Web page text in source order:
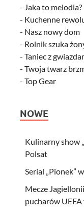
- Jaka to melodia?
- Kuchenne
- Nasz nowy dom
- Rolnik szuka
-Taniec z
-Twoja twarz
-Top Gear
NOWE
Kulinarny show
Polsat
Serial „Pionek”
Mecze
pucharów UEFA